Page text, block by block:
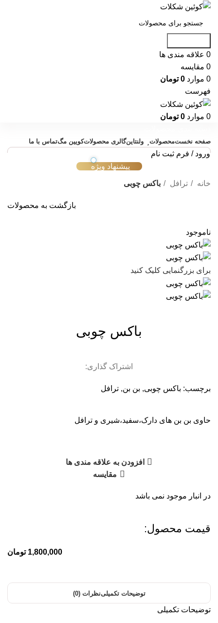
0 علاقه مندی ها
0 مقایسه
0 موارد 0 تومان
فهرست
0 موارد 0 تومان
صفحه نخستمحصولات ولنتاینگالری محصولاتکویین مگتماس با ما
ورود / فرم ثبت نام
پیشنهاد ویژه
خانه ترافل باکس چوبی
بازگشت به محصولات
ناموجود
برای بزرگنمایی کلیک کنید
باکس چوبی
اشتراک گذاری:
برچسب: باکس چوبی, بن بن, ترافل
حاوی بن بن های دارک،سفید،شیری و ترافل
افزودن به علاقه مندی ها
مقایسه
در انبار موجود نمی باشد
قیمت محصول:​
1,800,000 تومان
توضیحات تکمیلینظرات (0)
توضیحات تکمیلی